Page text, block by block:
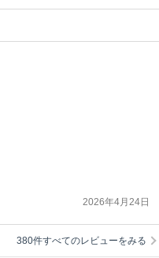
2026年4月24日
380件すべてのレビューをみる